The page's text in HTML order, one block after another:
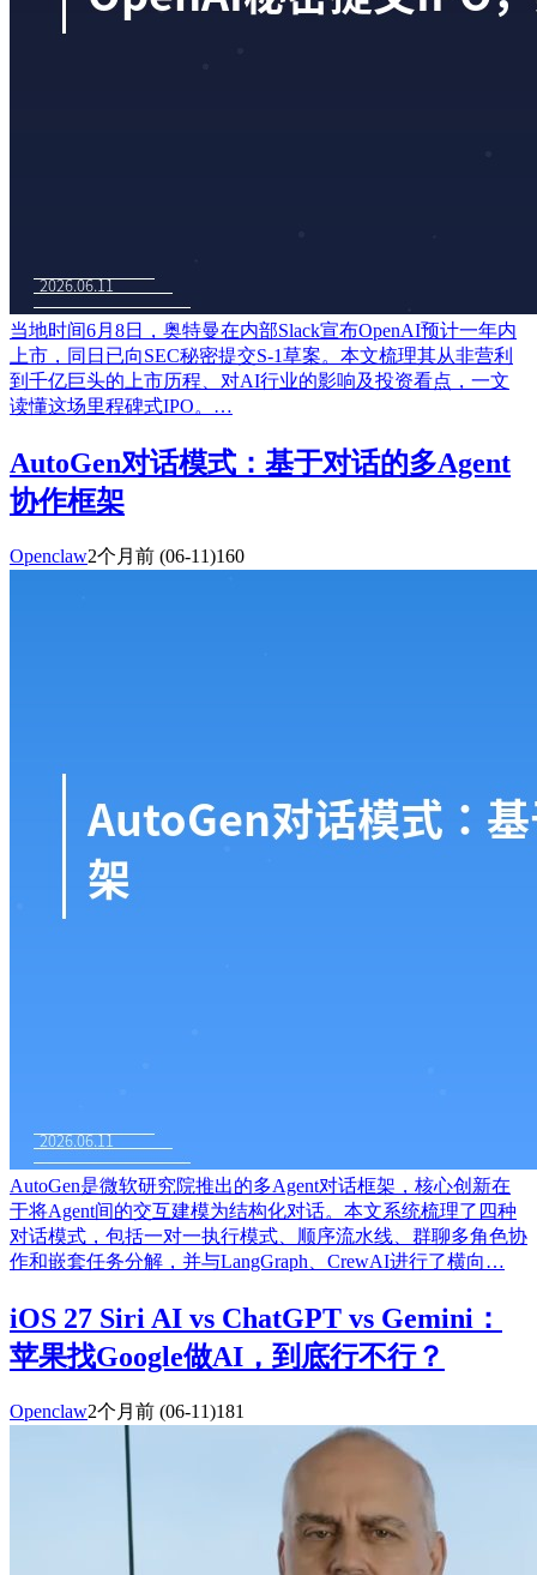
当地时间6月8日，奥特曼在内部Slack宣布OpenAI预计一年内
上市，同日已向SEC秘密提交S-1草案。本文梳理其从非营利
到千亿巨头的上市历程、对AI行业的影响及投资看点，一文
读懂这场里程碑式IPO。…
AutoGen对话模式：基于对话的多Agent
协作框架
Openclaw2个月前 (06-11)160
AutoGen是微软研究院推出的多Agent对话框架，核心创新在
于将Agent间的交互建模为结构化对话。本文系统梳理了四种
对话模式，包括一对一执行模式、顺序流水线、群聊多角色协
作和嵌套任务分解，并与LangGraph、CrewAI进行了横向…
iOS 27 Siri AI vs ChatGPT vs Gemini：
苹果找Google做AI，到底行不行？
Openclaw2个月前 (06-11)181